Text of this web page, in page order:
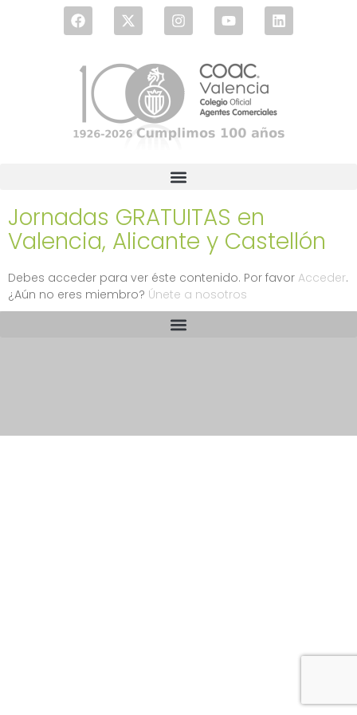
Jornadas GRATUITAS en
Valencia, Alicante y Castellón
Debes acceder para ver éste contenido. Por favor Acceder.
¿Aún no eres miembro? Únete a nosotros